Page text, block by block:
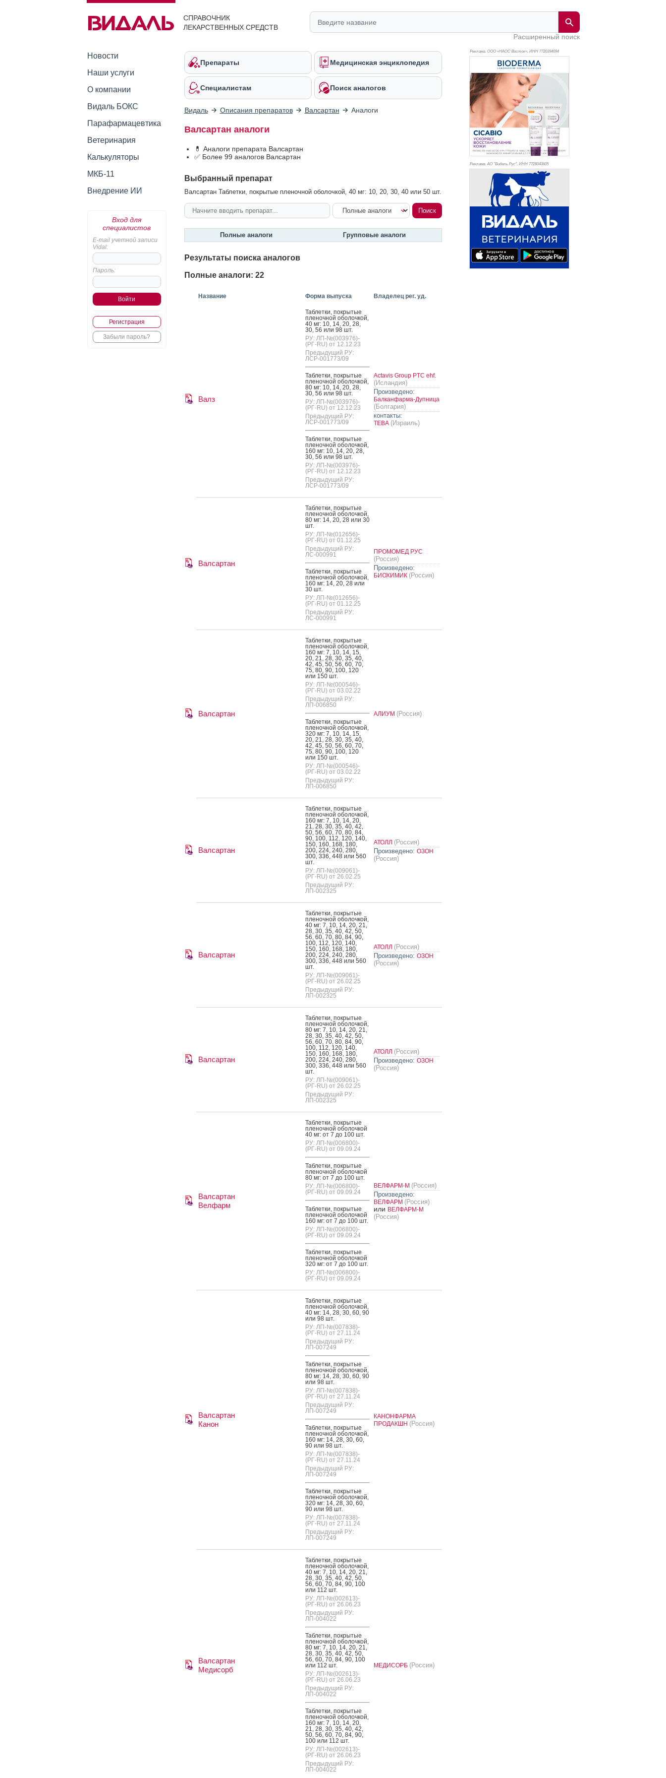
СПРАВОЧНИК
ЛЕКАРСТВЕННЫХ СРЕДСТВ
Расширенный поиск
Новости
Наши услуги
О компании
Видаль БОКС
Парафармацевтика
Ветеринария
Калькуляторы
МКБ-11
Внедрение ИИ
Вход для
специалистов
E-mail учетной записи
Vidal:
Пароль:
Регистрация
Забыли пароль?
Препараты Медицинская энциклопедия
Специалистам Поиск аналогов
Видаль Описания препаратов Валсартан Аналоги
Валсартан аналоги
💊 Аналоги препарата Валсартан
✅ Более 99 аналогов Валсартан
Выбранный препарат
Валсартан Таблетки, покрытые пленочной оболочкой, 40 мг: 10, 20, 30, 40 или 50 шт.
Полные аналоги Групповые аналоги
Результаты поиска аналогов
Полные аналоги: 22
Название Форма выпуска Владелец рег. уд.
Валз
Таб­летки, пок­ры­тые
пле­ноч­ной обо­лоч­кой,
40 мг: 10, 14, 20, 28,
30, 56 или 98 шт.
РУ: ЛП-№(003976)-
(РГ-RU) от 12.12.23
Предыдущий РУ:
ЛСР-001773/09
Таб­летки, пок­ры­тые
пле­ноч­ной обо­лоч­кой,
80 мг: 10, 14, 20, 28,
30, 56 или 98 шт.
РУ: ЛП-№(003976)-
(РГ-RU) от 12.12.23
Предыдущий РУ:
ЛСР-001773/09
Таб­летки, пок­ры­тые
пле­ноч­ной обо­лоч­кой,
160 мг: 10, 14, 20, 28,
30, 56 или 98 шт.
РУ: ЛП-№(003976)-
(РГ-RU) от 12.12.23
Предыдущий РУ:
ЛСР-001773/09
Actavis Group PTC ehf.
(Исландия)
Произведено:
Балканфарма-Дупница
(Болгария)
контакты:
ТЕВА (Израиль)
Валсартан
Таб­летки, пок­ры­тые
пле­ноч­ной обо­лоч­кой,
80 мг: 14, 20, 28 или 30
шт.
РУ: ЛП-№(012656)-
(РГ-RU) от 01.12.25
Предыдущий РУ:
ЛС-000991
Таб­летки, пок­ры­тые
пле­ноч­ной обо­лоч­кой,
160 мг: 14, 20, 28 или
30 шт.
РУ: ЛП-№(012656)-
(РГ-RU) от 01.12.25
Предыдущий РУ:
ЛС-000991
ПРОМОМЕД РУС
(Россия)
Произведено:
БИОХИМИК (Россия)
Валсартан
Таб­летки, пок­ры­тые
пле­ноч­ной обо­лоч­кой,
160 мг: 7, 10, 14, 15,
20, 21, 28, 30, 35, 40,
42, 45, 50, 56, 60, 70,
75, 80, 90, 100, 120
или 150 шт.
РУ: ЛП-№(000546)-
(РГ-RU) от 03.02.22
Предыдущий РУ:
ЛП-006850
Таб­летки, пок­ры­тые
пле­ноч­ной обо­лоч­кой,
320 мг: 7, 10, 14, 15,
20, 21, 28, 30, 35, 40,
42, 45, 50, 56, 60, 70,
75, 80, 90, 100, 120
или 150 шт.
РУ: ЛП-№(000546)-
(РГ-RU) от 03.02.22
Предыдущий РУ:
ЛП-006850
АЛИУМ (Россия)
Валсартан
Таб­летки, пок­ры­тые
пле­ноч­ной обо­лоч­кой,
160 мг: 7, 10, 14, 20,
21, 28, 30, 35, 40, 42,
50, 56, 60, 70, 80, 84,
90, 100, 112, 120, 140,
150, 160, 168, 180,
200, 224, 240, 280,
300, 336, 448 или 560
шт.
РУ: ЛП-№(009061)-
(РГ-RU) от 26.02.25
Предыдущий РУ:
ЛП-002325
АТОЛЛ (Россия)
Произведено: ОЗОН
(Россия)
Валсартан
Таб­летки, пок­ры­тые
пле­ноч­ной обо­лоч­кой,
40 мг: 7, 10, 14, 20, 21,
28, 30, 35, 40, 42, 50,
56, 60, 70, 80, 84, 90,
100, 112, 120, 140,
150, 160, 168, 180,
200, 224, 240, 280,
300, 336, 448 или 560
шт.
РУ: ЛП-№(009061)-
(РГ-RU) от 26.02.25
Предыдущий РУ:
ЛП-002325
АТОЛЛ (Россия)
Произведено: ОЗОН
(Россия)
Валсартан
Таб­летки, пок­ры­тые
пле­ноч­ной обо­лоч­кой,
80 мг: 7, 10, 14, 20, 21,
28, 30, 35, 40, 42, 50,
56, 60, 70, 80, 84, 90,
100, 112, 120, 140,
150, 160, 168, 180,
200, 224, 240, 280,
300, 336, 448 или 560
шт.
РУ: ЛП-№(009061)-
(РГ-RU) от 26.02.25
Предыдущий РУ:
ЛП-002325
АТОЛЛ (Россия)
Произведено: ОЗОН
(Россия)
Валсартан
Велфарм
Таб­летки, пок­ры­тые
пле­ноч­ной обо­лоч­кой
40 мг: от 7 до 100 шт.
РУ: ЛП-№(006800)-
(РГ-RU) от 09.09.24
Таб­летки, пок­ры­тые
пле­ноч­ной обо­лоч­кой
80 мг: от 7 до 100 шт.
РУ: ЛП-№(006800)-
(РГ-RU) от 09.09.24
Таб­летки, пок­ры­тые
пле­ноч­ной обо­лоч­кой
160 мг: от 7 до 100 шт.
РУ: ЛП-№(006800)-
(РГ-RU) от 09.09.24
Таб­летки, пок­ры­тые
пле­ноч­ной обо­лоч­кой
320 мг: от 7 до 100 шт.
РУ: ЛП-№(006800)-
(РГ-RU) от 09.09.24
ВЕЛФАРМ-М (Россия)
Произведено:
ВЕЛФАРМ (Россия)
или ВЕЛФАРМ-М
(Россия)
Валсартан
Канон
Таб­летки, пок­ры­тые
пле­ноч­ной обо­лоч­кой,
40 мг: 14, 28, 30, 60, 90
или 98 шт.
РУ: ЛП-№(007838)-
(РГ-RU) от 27.11.24
Предыдущий РУ:
ЛП-007249
Таб­летки, пок­ры­тые
пле­ноч­ной обо­лоч­кой,
80 мг: 14, 28, 30, 60, 90
или 98 шт.
РУ: ЛП-№(007838)-
(РГ-RU) от 27.11.24
Предыдущий РУ:
ЛП-007249
Таб­летки, пок­ры­тые
пле­ноч­ной обо­лоч­кой,
160 мг: 14, 28, 30, 60,
90 или 98 шт.
РУ: ЛП-№(007838)-
(РГ-RU) от 27.11.24
Предыдущий РУ:
ЛП-007249
Таб­летки, пок­ры­тые
пле­ноч­ной обо­лоч­кой,
320 мг: 14, 28, 30, 60,
90 или 98 шт.
РУ: ЛП-№(007838)-
(РГ-RU) от 27.11.24
Предыдущий РУ:
ЛП-007249
КАНОНФАРМА
ПРОДАКШН (Россия)
Валсартан
Медисорб
Таб­летки, пок­ры­тые
пле­ноч­ной обо­лоч­кой,
40 мг: 7, 10, 14, 20, 21,
28, 30, 35, 40, 42, 50,
56, 60, 70, 84, 90, 100
или 112 шт.
РУ: ЛП-№(002613)-
(РГ-RU) от 26.06.23
Предыдущий РУ:
ЛП-004022
Таб­летки, пок­ры­тые
пле­ноч­ной обо­лоч­кой,
80 мг: 7, 10, 14, 20, 21,
28, 30, 35, 40, 42, 50,
56, 60, 70, 84, 90, 100
или 112 шт.
РУ: ЛП-№(002613)-
(РГ-RU) от 26.06.23
Предыдущий РУ:
ЛП-004022
Таб­летки, пок­ры­тые
пле­ноч­ной обо­лоч­кой,
160 мг: 7, 10, 14, 20,
21, 28, 30, 35, 40, 42,
50, 56, 60, 70, 84, 90,
100 или 112 шт.
РУ: ЛП-№(002613)-
(РГ-RU) от 26.06.23
Предыдущий РУ:
ЛП-004022
МЕДИСОРБ (Россия)
Реклама. ООО «НАОС Восток», ИНН 7720394094
Реклама. АО "Видаль Рус", ИНН 7728043605